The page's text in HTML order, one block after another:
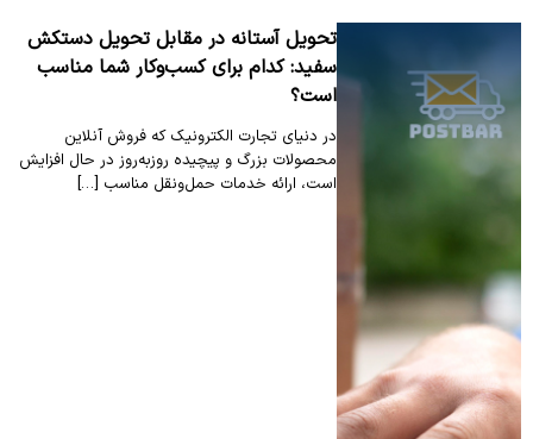
تحویل آستانه در مقابل تحویل دستکش
سفید: کدام برای کسب‌وکار شما مناسب
است؟
در دنیای تجارت الکترونیک که فروش آنلاین
محصولات بزرگ و پیچیده روزبه‌روز در حال افزایش
است، ارائه خدمات حمل‌ونقل مناسب […]